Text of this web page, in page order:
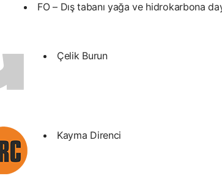
FO – Dış tabanı yağa ve hidrokarbona
Çelik Burun
Kayma Direnci